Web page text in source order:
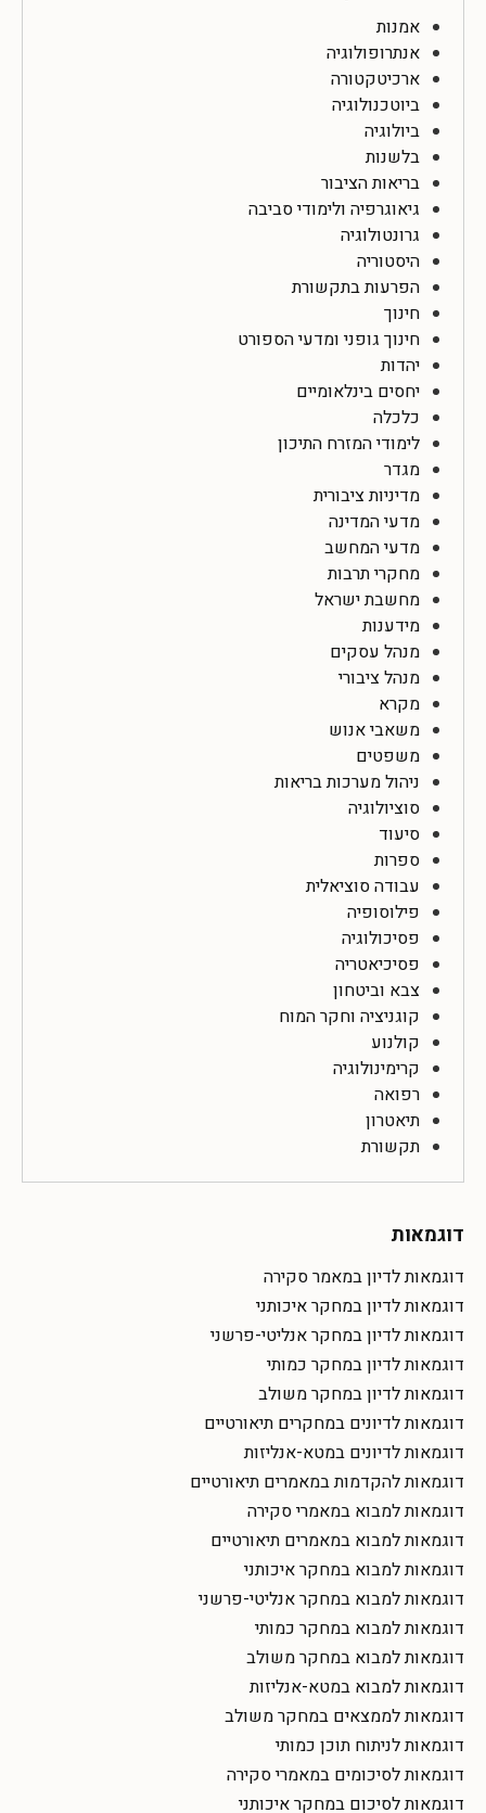
אמנות
אנתרופולוגיה
ארכיטקטורה
ביוטכנולוגיה
ביולוגיה
בלשנות
בריאות הציבור
גיאוגרפיה ולימודי סביבה
גרונטולוגיה
היסטוריה
הפרעות בתקשורת
חינוך
חינוך גופני ומדעי הספורט
יהדות
יחסים בינלאומיים
כלכלה
לימודי המזרח התיכון
מגדר
מדיניות ציבורית
מדעי המדינה
מדעי המחשב
מחקרי תרבות
מחשבת ישראל
מידענות
מנהל עסקים
מנהל ציבורי
מקרא
משאבי אנוש
משפטים
ניהול מערכות בריאות
סוציולוגיה
סיעוד
ספרות
עבודה סוציאלית
פילוסופיה
פסיכולוגיה
פסיכיאטריה
צבא וביטחון
קוגניציה וחקר המוח
קולנוע
קרימינולוגיה
רפואה
תיאטרון
תקשורת
דוגמאות
דוגמאות לדיון במאמר סקירה
דוגמאות לדיון במחקר איכותני
דוגמאות לדיון במחקר אנליטי-פרשני
דוגמאות לדיון במחקר כמותי
דוגמאות לדיון במחקר משולב
דוגמאות לדיונים במחקרים תיאורטיים
דוגמאות לדיונים במטא-אנליזות
דוגמאות להקדמות במאמרים תיאורטיים
דוגמאות למבוא במאמרי סקירה
דוגמאות למבוא במאמרים תיאורטיים
דוגמאות למבוא במחקר איכותני
דוגמאות למבוא במחקר אנליטי-פרשני
דוגמאות למבוא במחקר כמותי
דוגמאות למבוא במחקר משולב
דוגמאות למבוא במטא-אנליזות
דוגמאות לממצאים במחקר משולב
דוגמאות לניתוח תוכן כמותי
דוגמאות לסיכומים במאמרי סקירה
דוגמאות לסיכום במחקר איכותני